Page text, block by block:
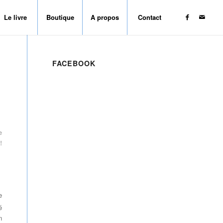
Le livre Boutique A propos Contact
FACEBOOK